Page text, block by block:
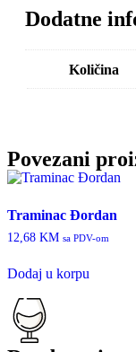
Dodatne
Količina
Povezani
Traminac Đordan
12,68 KM sa PDV-om
Dodaj u korpu